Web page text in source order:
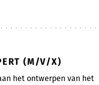
(M/V/X)
het ontwerpen van het